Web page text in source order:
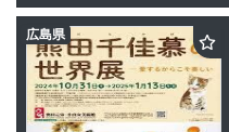
広島県